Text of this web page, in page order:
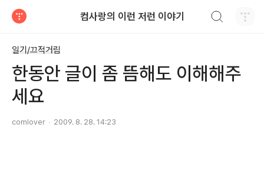
컴사랑의 이런 저런 이야기
일기/끄적거림
한동안 글이 좀 뜸해도 이해해주
세요
comlover 2009. 8. 28. 14:23